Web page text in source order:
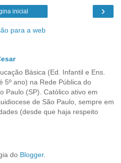
›
inicial
para a web
Básica (Ed. Infantil e Ens.
5º ano) na Rede Pública do
Paulo (SP). Católico ativo em
de São Paulo, sempre em
(desde que haja respeito
do Blogger.